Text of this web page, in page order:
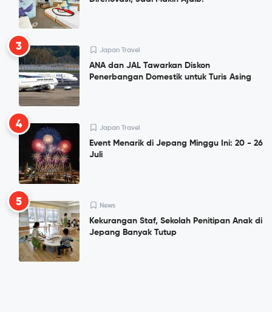
3 Japan Travel
ANA dan JAL Tawarkan Diskon
Penerbangan Domestik untuk Turis Asing
4 Japan Travel
Event Menarik di Jepang Minggu Ini: 20 - 26
Juli
5 News
Kekurangan Staf, Sekolah Penitipan Anak di
Jepang Banyak Tutup